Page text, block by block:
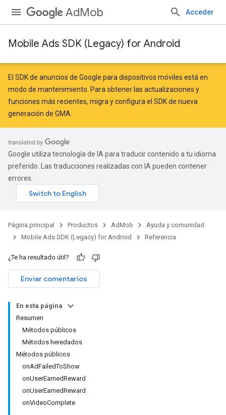
AdMob Acceder
Mobile Ads SDK (Legacy) for Android
El SDK de anuncios de Google para dispositivos móviles está en
modo de mantenimiento. Para obtener las actualizaciones y
funciones más recientes, migra yconfigura el SDK de nueva
generación de GMA
Google utiliza tecnología de IA para traducir contenido a tu idioma
preferido. Las traducciones realizadas con IA pueden contener
errores.
Página principal Productos AdMob
Ayuda y comunidad
Mobile Ads SDK (Legacy) for Android
Referencia
¿Te ha resultado útil?
Enviar comentarios
En esta página
Resumen
Métodos públicos
Métodos heredados
Métodos públicos
onAdFailedToShow
onUserEarnedReward
onUserEarnedReward
onVideoComplete